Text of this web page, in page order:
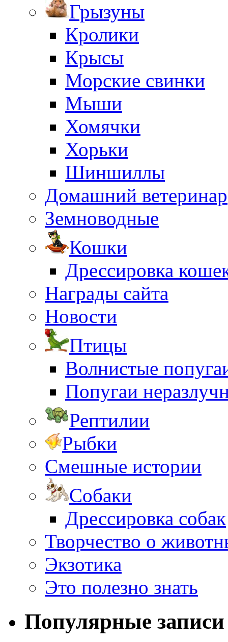
Грызуны
Кролики
Крысы
Морские свинки
Мыши
Хомячки
Хорьки
Шиншиллы
Домашний ветеринар
Земноводные
Кошки
Дрессировка
Награды сайта
Новости
Птицы
Волнистые
Попугаи
Рептилии
Рыбки
Смешные истории
Собаки
Дрессировка собак
Творчество о
Экзотика
Это полезно знать
Популярные записи